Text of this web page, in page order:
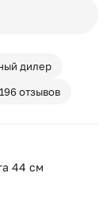
дилер
196 отзывов
44 см